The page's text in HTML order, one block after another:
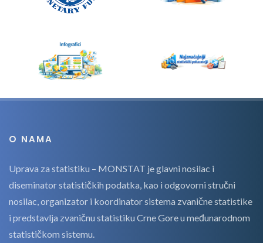
O NAMA
Uprava za statistiku – MONSTAT je glavni nosilac i
diseminator statističkih podatka, kao i odgovorni stručni
nosilac, organizator i koordinator sistema zvanične statistike
i predstavlja zvaničnu statistiku Crne Gore u međunarodnom
statističkom sistemu.